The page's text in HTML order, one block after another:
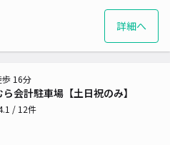
詳細へ
会計駐車場【土日祝のみ】
16分
/ 12件